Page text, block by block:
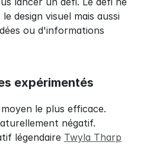
design visuel mais aussi
ou d'informations
expérimentés
le plus efficace.
négatif.
légendaire Twyla Tharp